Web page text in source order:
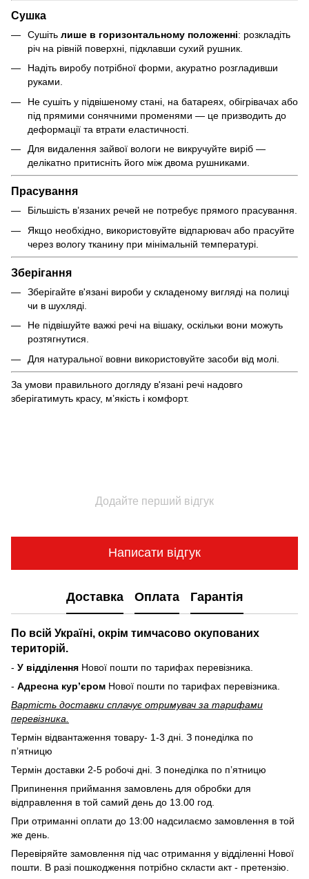
Сушка
Сушіть лише в горизонтальному положенні: розкладіть
річ на рівній поверхні, підклавши сухий рушник.
Надіть виробу потрібної форми, акуратно розгладивши
руками.
Не сушіть у підвішеному стані, на батареях, обігрівачах або
під прямими сонячними променями — це призводить до
деформації та втрати еластичності.
Для видалення зайвої вологи не викручуйте виріб —
делікатно притисніть його між двома рушниками.
Прасування
Більшість в’язаних речей не потребує прямого прасування.
Якщо необхідно, використовуйте відпарювач або прасуйте
через вологу тканину при мінімальній температурі.
Зберігання
Зберігайте в'язані вироби у складеному вигляді на полиці
чи в шухляді.
Не підвішуйте важкі речі на вішаку, оскільки вони можуть
розтягнутися.
Для натуральної вовни використовуйте засоби від молі.
За умови правильного догляду в'язані речі надовго
зберігатимуть красу, м’якість і комфорт.
Додайте перший відгук
Написати відгук
Доставка Оплата Гарантія
По всій Україні, окрім тимчасово окупованих
територій.
- У відділення Нової пошти по тарифах перевізника.
- Адресна курʼєром Нової пошти по тарифах перевізника.
Вартість доставки cплачує отримувач за тарифами
перевізника.
Термін відвантаження товару- 1-3 дні. З понеділка по
пʼятницю
Термін доставки 2-5 робочі дні. З понеділка по пʼятницю
Припинення приймання замовлень для обробки для
відправлення в той самий день до 13.00 год.
При отриманні оплати до 13:00 надсилаємо замовлення в той
же день.
Перевіряйте замовлення під час отримання у відділенні Нової
пошти. В разі пошкодження потрібно скласти акт - претензію.